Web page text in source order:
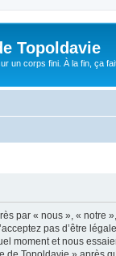
Topoldavie
un corps fini. À la fin, ça
par « nous », «
pas d’être
moment et nous